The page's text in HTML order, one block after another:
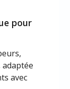
pour
adaptée
avec